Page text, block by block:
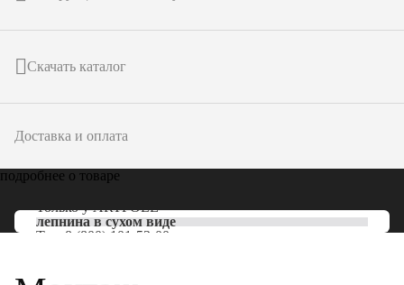
Скачать каталог
Доставка и оплата
подробнее о товаре
Только уARTPOLE
лепнина в сухом виде
Тел: 8 (800) 101-53-00